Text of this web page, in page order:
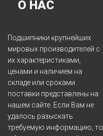
О НАС
Подшипники крупнейших
мировых производителей с
их характеристиками,
ценами и наличием на
складе или сроками
поставки представлены на
нашем сайте. Если Вам не
удалось разыскать
требуемую информацию, то